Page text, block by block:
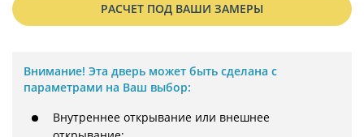
РАСЧЕТ ПОД ВАШИ ЗАМЕРЫ
Внимание! Эта дверь может быть сделана с
параметрами на Ваш выбор:
Внутреннее открывание или внешнее